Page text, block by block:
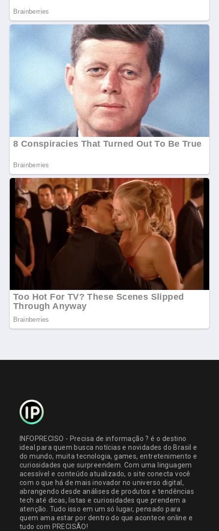
INFOPRECISO - Precisa de informação ? é o destino
ideal para quem busca notícias e novidades do Brasil e
do mundo, muita tecnologia, games, entretenimento e
curiosidades que surpreendem. Com uma linguagem
acessível e conteúdo atualizado, o site conecta você
com o que há de mais inovador no universo digital,
abrangendo desde análises de produtos e tendências
tech até dicas, listas e curiosidades que prendem a
atenção. Tudo isso em um só lugar, pensado para
quem ama estar por dentro do que acontece online e
tudo com PRECISÃO!